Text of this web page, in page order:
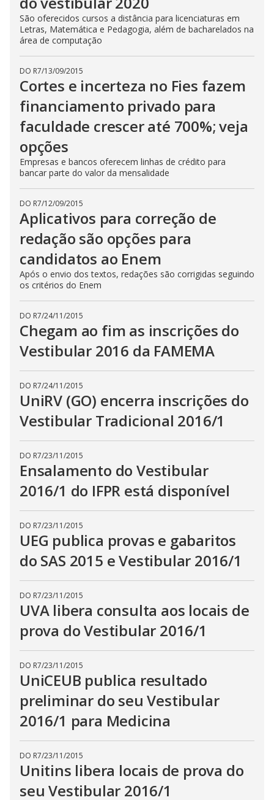
São oferecidos cursos a distância para licenciaturas em
Letras, Matemática e Pedagogia, além de bacharelados na
área de computação
DO R7/13/09/2015
Cortes e incerteza no Fies fazem
financiamento privado para
faculdade crescer até 700%; veja
opções
Empresas e bancos oferecem linhas de crédito para
bancar parte do valor da mensalidade
DO R7/12/09/2015
Aplicativos para correção de
redação são opções para
candidatos ao Enem
Após o envio dos textos, redações são corrigidas seguindo
os critérios do Enem
DO R7/24/11/2015
Chegam ao fim as inscrições do
Vestibular 2016 da FAMEMA
DO R7/24/11/2015
UniRV (GO) encerra inscrições do
Vestibular Tradicional 2016/1
DO R7/23/11/2015
Ensalamento do Vestibular
2016/1 do IFPR está disponível
DO R7/23/11/2015
UEG publica provas e gabaritos
do SAS 2015 e Vestibular 2016/1
DO R7/23/11/2015
UVA libera consulta aos locais de
prova do Vestibular 2016/1
DO R7/23/11/2015
UniCEUB publica resultado
preliminar do seu Vestibular
2016/1 para Medicina
DO R7/23/11/2015
Unitins libera locais de prova do
seu Vestibular 2016/1